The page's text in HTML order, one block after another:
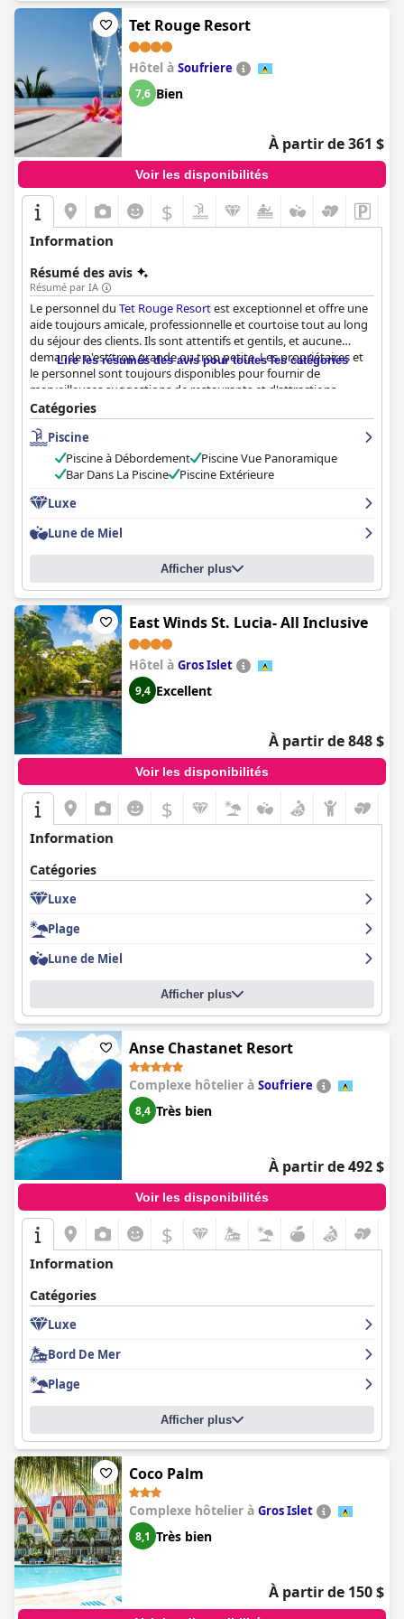
des options de baignade et d'accès direct à la piscine, et la plage
est magnifique. Dans l'ensemble, les clients ont adoré le
complexe avec une nourriture fantastique, un excellent
personnel et une plage parfaite contribuant tous à l'expérience.
Tet Rouge Resort
Hôtel à Soufriere
7,6 Bien
À partir de 361 $
Voir les disponibilités
$
Information
Résumé des avis
Résumé par IA
Le personnel du Tet Rouge Resortest exceptionnel et offre une
aide toujours amicale, professionnelle et courtoise tout au long
du séjour des clients. Ils sont attentifs et gentils, et aucune
demande n'est trop grande ou trop petite. Les propriétaires et
le personnel sont toujours disponibles pour fournir de
merveilleuses suggestions de restaurants et d'attractions
locales. Les clients se sentiront vraiment pris en charge pendant
leur séjour auTet Rouge Resort.
Lire les résumés des avis pour toutes les catégories
Catégories
Piscine
Piscine à Débordement
Piscine Vue Panoramique
Bar Dans La Piscine
Piscine Extérieure
Luxe
Lune de Miel
Afficher plus
East Winds St. Lucia- All Inclusive
Hôtel à Gros Islet
9,4 Excellent
À partir de 848 $
Voir les disponibilités
$
Information
Catégories
Luxe
Plage
Lune de Miel
Afficher plus
Anse Chastanet Resort
Complexe hôtelier à Soufriere
8,4 Très bien
À partir de 492 $
Voir les disponibilités
$
Information
Catégories
Luxe
Bord De Mer
Plage
Afficher plus
Coco Palm
Complexe hôtelier à Gros Islet
8,1 Très bien
À partir de 150 $